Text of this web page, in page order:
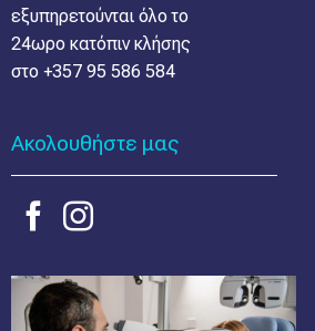
εξυπηρετούνται όλο το
24ωρο κατόπιν κλήσης
στο +357 95 586 584
Ακολουθήστε μας